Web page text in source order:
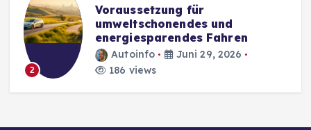
2
Voraussetzung für
umweltschonendes und
energiesparendes Fahren
Autoinfo
Juni 29, 2026
186 views